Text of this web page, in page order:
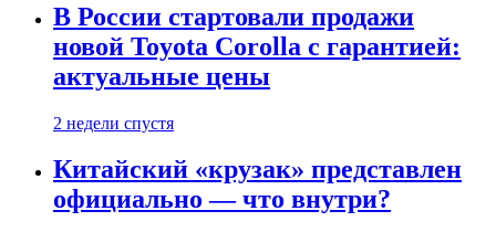
В России стартовали продажи
новой Toyota Corolla с гарантией:
актуальные цены
2 недели спустя
Китайский «крузак» представлен
официально — что внутри?